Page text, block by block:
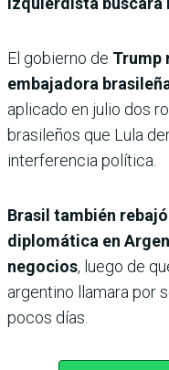
El gobierno de Trump
embajadora
aplicado en julio dos
brasileños que Lula
interferencia política.
Brasil también
diplomática en
negocios, luego de
argentino llamara por
pocos días.